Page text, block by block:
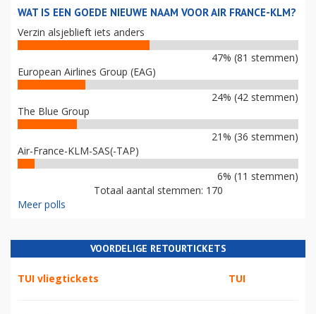
WAT IS EEN GOEDE NIEUWE NAAM VOOR AIR FRANCE-KLM?
Verzin alsjeblieft iets anders
47% (81 stemmen)
European Airlines Group (EAG)
24% (42 stemmen)
The Blue Group
21% (36 stemmen)
Air-France-KLM-SAS(-TAP)
6% (11 stemmen)
Totaal aantal stemmen: 170
Meer polls
VOORDELIGE RETOURTICKETS
TUI vliegtickets TUI